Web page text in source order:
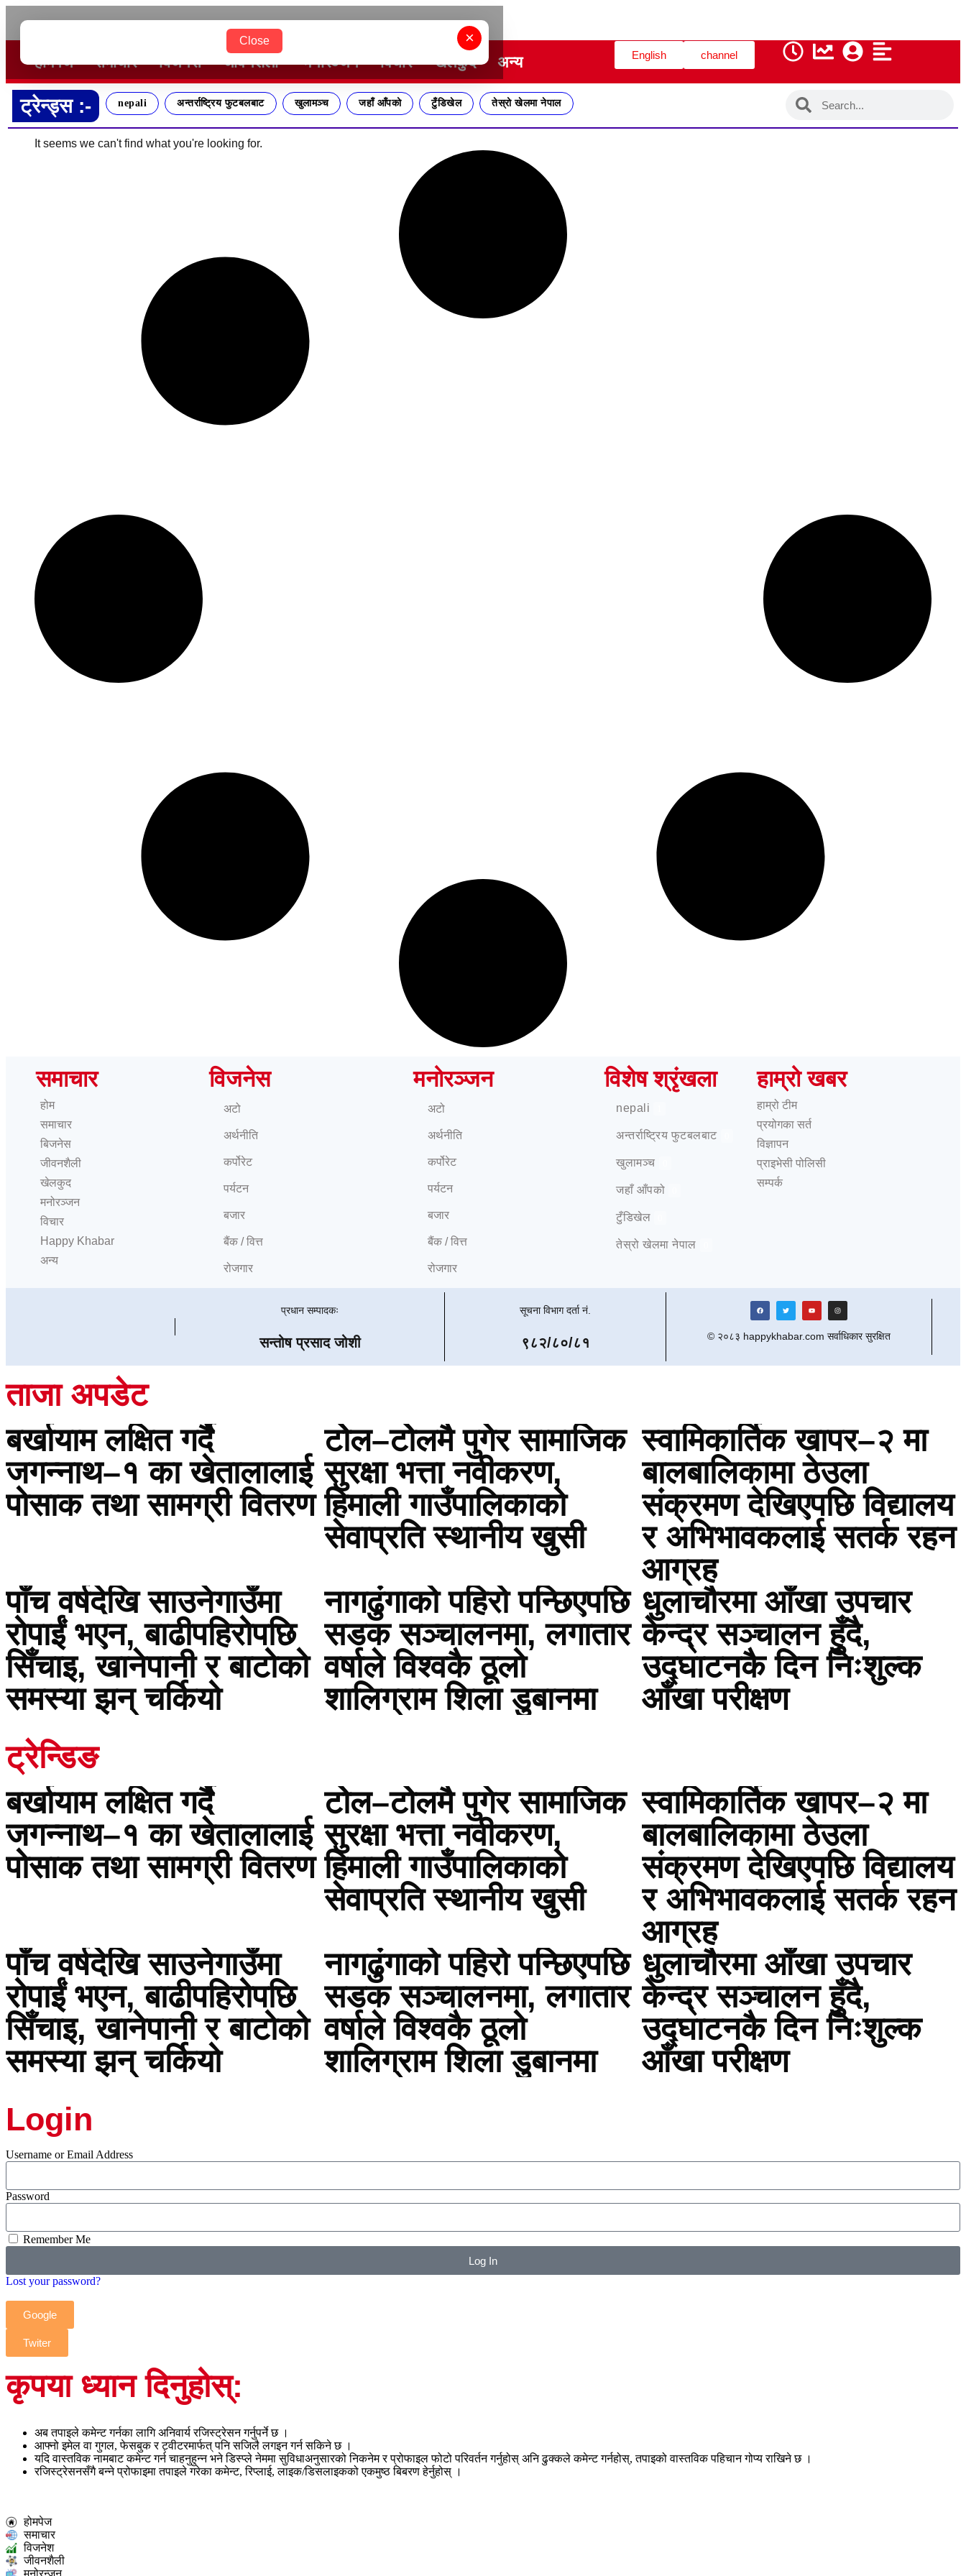
Close ×
होमपेज समाचार बिजनेस जीवनशैली मनोरञ्जन विचार खेलकुद अन्य English channel
ट्रेन्ड्स :- nepali अन्तर्राष्ट्रिय फुटबलबाट खुलामञ्च जहाँ आँपको टुँडिखेल तेस्रो खेलमा नेपाल
It seems we can't find what you're looking for.
समाचार
होम
समाचार
बिजनेस
जीवनशैली
खेलकुद
मनोरञ्जन
विचार
Happy Khabar
अन्य
विजनेस
अटो
अर्थनीति
कर्पोरेट
पर्यटन
बजार
बैंक / वित्त
रोजगार
मनोरञ्जन
अटो
अर्थनीति
कर्पोरेट
पर्यटन
बजार
बैंक / वित्त
रोजगार
विशेष श्रृंखला
nepali
अन्तर्राष्ट्रिय फुटबलबाट
खुलामञ्च
जहाँ आँपको
टुँडिखेल
तेस्रो खेलमा नेपाल
हाम्रो खबर
हाम्रो टीम
प्रयोगका सर्त
विज्ञापन
प्राइभेसी पोलिसी
सम्पर्क
प्रधान सम्पादकः
सन्तोष प्रसाद जोशी
सूचना विभाग दर्ता नं.
९८२/८०/८१ © २०८३ happykhabar.com सर्वाधिकार सुरक्षित
ताजा अपडेट
बर्खायाम लक्षित गर्दै
जगन्नाथ–१ का खेतालालाई
पोसाक तथा सामग्री वितरण
टोेल–टोेलमै पुगेर सामाजिक
सुरक्षा भत्ता नवीकरण,
हिमाली गाउँपालिकाको
सेवाप्रति स्थानीय खुसी
स्वामिकार्तिक खापर–२ मा
बालबालिकामा ठेउला
संक्रमण देखिएपछि विद्यालय
र अभिभावकलाई सतर्क रहन
आग्रह
पाँच वर्षदेखि साउनेगाउँमा
रोपाईं भएन, बाढीपहिरोपछि
सिँचाइ, खानेपानी र बाटोको
समस्या झन् चर्कियो
नागढुंगाको पहिरो पन्छिएपछि
सडक सञ्चालनमा, लगातार
वर्षाले विश्वकै ठूलो
शालिग्राम शिला डुबानमा
धुलाचौरमा आँखा उपचार
केन्द्र सञ्चालन हुँदै,
उद्घाटनकै दिन निःशुल्क
आँखा परीक्षण
ट्रेन्डिङ
बर्खायाम लक्षित गर्दै
जगन्नाथ–१ का खेतालालाई
पोसाक तथा सामग्री वितरण
टोेल–टोेलमै पुगेर सामाजिक
सुरक्षा भत्ता नवीकरण,
हिमाली गाउँपालिकाको
सेवाप्रति स्थानीय खुसी
स्वामिकार्तिक खापर–२ मा
बालबालिकामा ठेउला
संक्रमण देखिएपछि विद्यालय
र अभिभावकलाई सतर्क रहन
आग्रह
पाँच वर्षदेखि साउनेगाउँमा
रोपाईं भएन, बाढीपहिरोपछि
सिँचाइ, खानेपानी र बाटोको
समस्या झन् चर्कियो
नागढुंगाको पहिरो पन्छिएपछि
सडक सञ्चालनमा, लगातार
वर्षाले विश्वकै ठूलो
शालिग्राम शिला डुबानमा
धुलाचौरमा आँखा उपचार
केन्द्र सञ्चालन हुँदै,
उद्घाटनकै दिन निःशुल्क
आँखा परीक्षण
Login
Username or Email Address
Password
Remember Me
Log In
Lost your password?
Google
Twiter
कृपया ध्यान दिनुहोस्:
अब तपाइले कमेन्ट गर्नका लागि अनिवार्य रजिस्ट्रेसन गर्नुपर्ने छ ।
आफ्नो इमेल वा गुगल, फेसबुक र ट्वीटरमार्फत् पनि सजिलै लगइन गर्न सकिने छ ।
यदि वास्तविक नामबाट कमेन्ट गर्न चाहनुहुन्न भने डिस्प्ले नेममा सुविधाअनुसारको निकनेम र प्रोफाइल फोटो परिवर्तन गर्नुहोस् अनि ढुक्कले कमेन्ट गर्नहोस्, तपाइको वास्तविक पहिचान गोप्य राखिने छ ।
रजिस्ट्रेसनसँगै बन्ने प्रोफाइमा तपाइले गरेका कमेन्ट, रिप्लाई, लाइक/डिसलाइकको एकमुष्ठ बिबरण हेर्नुहोस् ।
होमपेज
समाचार
विजनेश
जीवनशैली
मनोरन्जन